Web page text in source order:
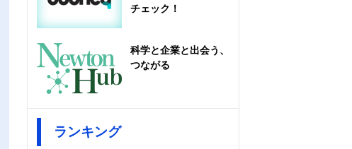
チェック！
科学と企業と出会う、
つながる
ランキング